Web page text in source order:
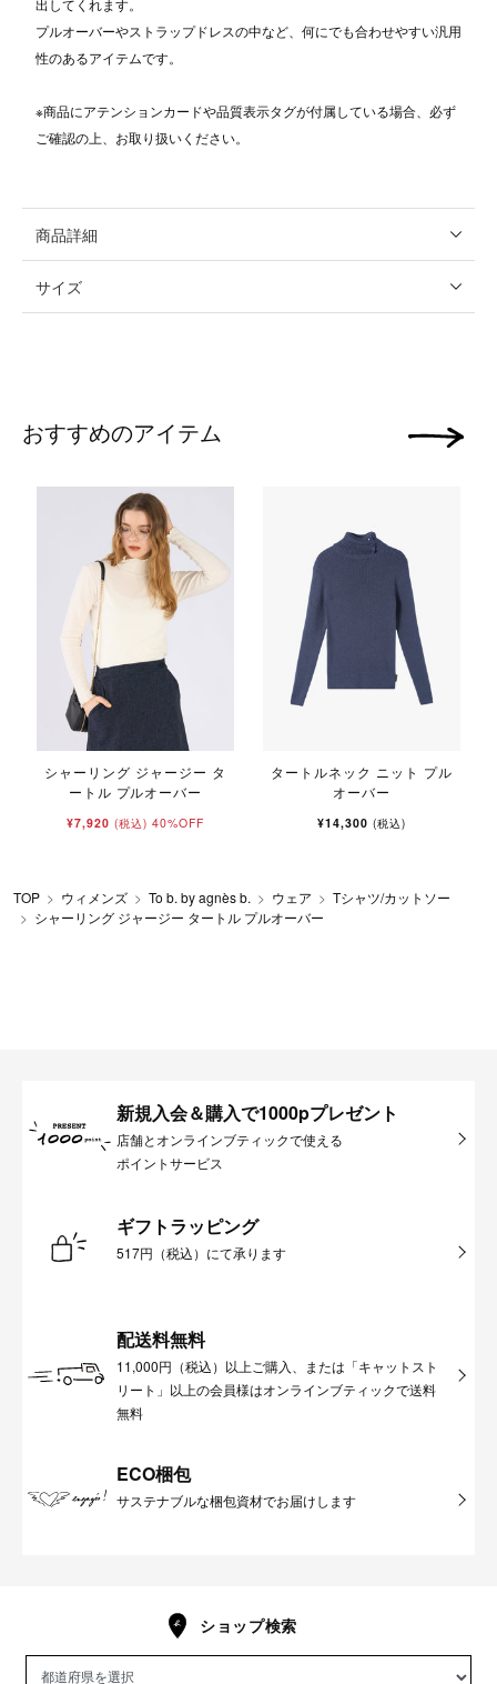
出してくれます。
プルオーバーやストラップドレスの中など、何にでも合わせやすい汎用
性のあるアイテムです。
※商品にアテンションカードや品質表示タグが付属している場合、必ず
ご確認の上、お取り扱いください。
商品詳細
サイズ
おすすめのアイテム
シャーリング ジャージー タ
ートル プルオーバー
¥7,920 (税込) 40%OFF
タートルネック ニット プル
オーバー
¥14,300 (税込)
次の画像
TOP ウィメンズ To b. by agnès b. ウェア
Tシャツ/カットソー
シャーリング ジャージー タートル プルオーバー
新規入会＆購入で1000pプレゼント
店舗とオンラインブティックで使える
ポイントサービス
ギフトラッピング
517円（税込）にて承ります
配送料無料
11,000円（税込）以上ご購入、または「キャットスト
リート」以上の会員様はオンラインブティックで送料
無料
ECO梱包
サステナブルな梱包資材でお届けします
ショップ検索